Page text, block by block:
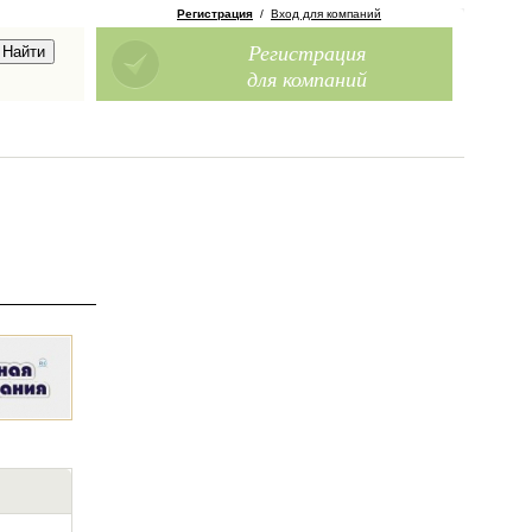
Регистрация / Вход для компаний
Регистрация
для компаний